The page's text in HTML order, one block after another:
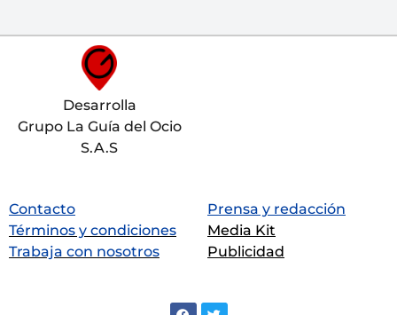
Desarrolla
Grupo La Guía del Ocio
S.A.S
Contacto
Términos y condiciones
Trabaja con nosotros
Prensa y redacción
Media Kit
Publicidad